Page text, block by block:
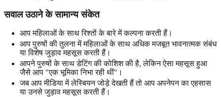
सवाल उठाने के सामान्य संकेत
आप महिलाओं के साथ रिश्तों के बारे में कल्पना करती हैं।
आप पुरुषों की तुलना में महिलाओं के साथ अधिक मजबूत भावनात्मक संबंध
या विशेष जुड़ाव महसूस करती हैं।
आपने पुरुषों के साथ डेटिंग की कोशिश की है, लेकिन ऐसा महसूस हुआ
जैसे आप "एक भूमिका निभा रही थीं"।
जब आप मीडिया में लेस्बियन जोड़े देखती हैं तो आप अपनेपन का एहसास
या उनसे जुड़ाव महसूस करती हैं।